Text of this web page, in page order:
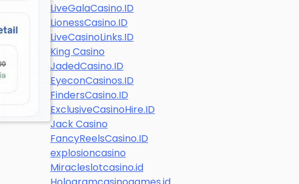
LiveGalaCasino.ID
LionessCasino.ID
LiveCasinoLinks.ID
King Casino
JadedCasino.ID
EyeconCasinos.ID
FindersCasino.ID
ExclusiveCasinoHire.ID
Jack Casino
FancyReelsCasino.ID
explosioncasino
Miracleslotcasino.id